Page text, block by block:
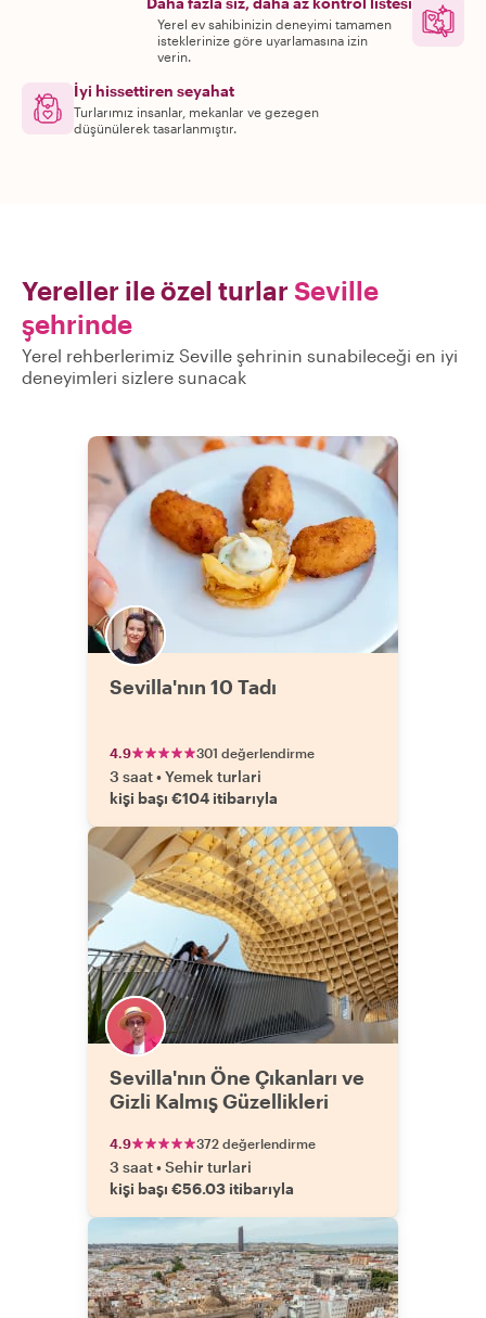
Yerel ev sahibinizin deneyimi tamamen
isteklerinize göre uyarlamasına izin
verin.
İyi hissettiren seyahat
Turlarımız insanlar, mekanlar ve gezegen
düşünülerek tasarlanmıştır.
Yereller ile özel turlar Seville
şehrinde
Yerel rehberlerimiz Seville şehrinin sunabileceği en iyi
deneyimleri sizlere sunacak
Sevilla'nın 10 Tadı
4.9 301 değerlendirme
3 saat•Yemek turlari
kişi başı €104 itibarıyla
Sevilla'nın Öne Çıkanları ve
Gizli Kalmış Güzellikleri
4.9 372 değerlendirme
3 saat•Sehir turlari
kişi başı €56.03 itibarıyla